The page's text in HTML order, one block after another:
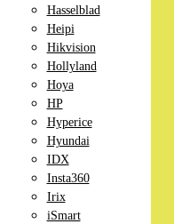
Hasselblad
Heipi
Hikvision
Hollyland
Hoya
HP
Hyperice
Hyundai
IDX
Insta360
Irix
iSmart